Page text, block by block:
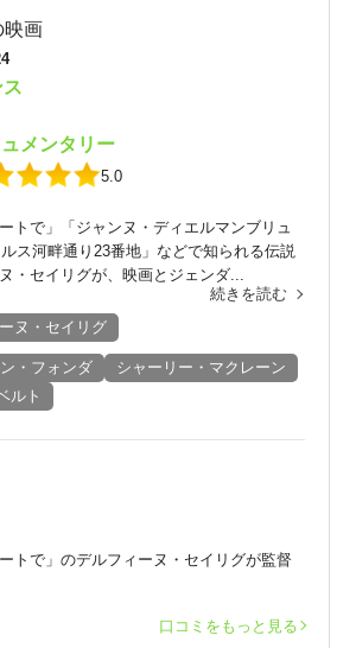
映画
ュメンタリー
5.0
トで」「ジャンヌ・ディエルマンブリュ
ス河畔通り23番地」などで知られる伝説
・セイリグが、映画とジェンダ...
続きを読む
ヌ・セイリグ
・フォンダ
シャーリー・マクレーン
ルト
トで」のデルフィーヌ・セイリグが監督
口コミをもっと見る